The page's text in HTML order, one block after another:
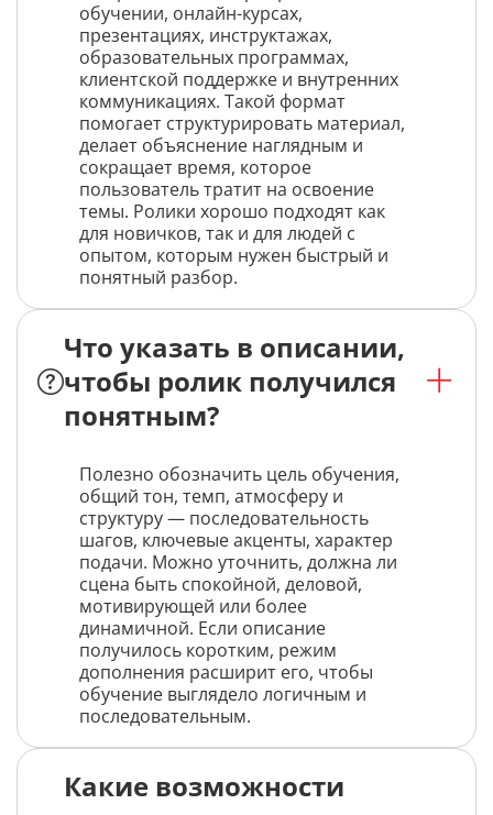
обучении, онлайн-курсах,
презентациях, инструктажах,
образовательных программах,
клиентской поддержке и внутренних
коммуникациях. Такой формат
помогает структурировать материал,
делает объяснение наглядным и
сокращает время, которое
пользователь тратит на освоение
темы. Ролики хорошо подходят как
для новичков, так и для людей с
опытом, которым нужен быстрый и
понятный разбор.
Что указать в описании,
чтобы ролик получился
понятным?
Полезно обозначить цель обучения,
общий тон, темп, атмосферу и
структуру — последовательность
шагов, ключевые акценты, характер
подачи. Можно уточнить, должна ли
сцена быть спокойной, деловой,
мотивирующей или более
динамичной. Если описание
получилось коротким, режим
дополнения расширит его, чтобы
обучение выглядело логичным и
последовательным.
Какие возможности